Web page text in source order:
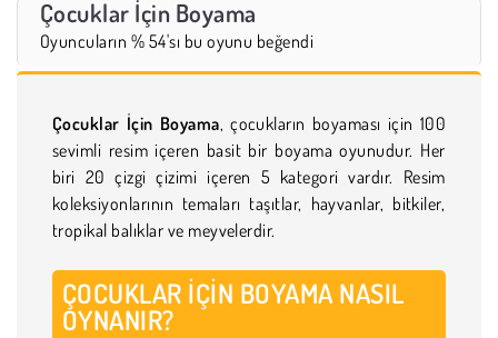
Çocuklar İçin Boyama
Oyuncuların % 54'sı bu oyunu beğendi
Çocuklar İçin Boyama, çocukların boyaması için 100
sevimli resim içeren basit bir boyama oyunudur. Her
biri 20 çizgi çizimi içeren 5 kategori vardır. Resim
koleksiyonlarının temaları taşıtlar, hayvanlar, bitkiler,
tropikal balıklar ve meyvelerdir.
ÇOCUKLAR İÇIN BOYAMA NASIL
OYNANIR?